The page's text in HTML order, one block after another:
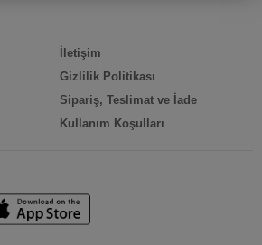
İletişim
Gizlilik Politikası
Sipariş, Teslimat ve İade
Kullanım Koşulları